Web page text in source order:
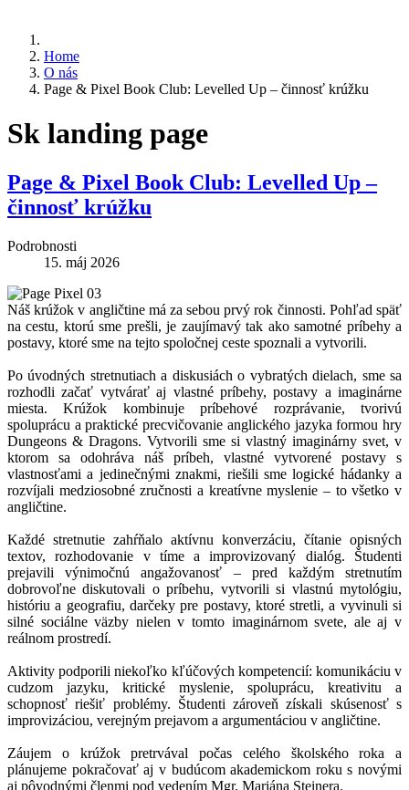
Home
O nás
Page & Pixel Book Club: Levelled Up – činnosť krúžku
Sk landing page
Page & Pixel Book Club: Levelled Up –
činnosť krúžku
Podrobnosti
15. máj 2026
Náš krúžok v angličtine má za sebou prvý rok činnosti. Pohľad späť
na cestu, ktorú sme prešli, je zaujímavý tak ako samotné príbehy a
postavy, ktoré sme na tejto spoločnej ceste spoznali a vytvorili.
Po úvodných stretnutiach a diskusiách o vybratých dielach, sme sa
rozhodli začať vytvárať aj vlastné príbehy, postavy a imaginárne
miesta. Krúžok kombinuje príbehové rozprávanie, tvorivú
spoluprácu a praktické precvičovanie anglického jazyka formou hry
Dungeons & Dragons. Vytvorili sme si vlastný imaginárny svet, v
ktorom sa odohráva náš príbeh, vlastné vytvorené postavy s
vlastnosťami a jedinečnými znakmi, riešili sme logické hádanky a
rozvíjali medziosobné zručnosti a kreatívne myslenie – to všetko v
angličtine.
Každé stretnutie zahŕňalo aktívnu konverzáciu, čítanie opisných
textov, rozhodovanie v tíme a improvizovaný dialóg. Študenti
prejavili výnimočnú angažovanosť – pred každým stretnutím
dobrovoľne diskutovali o príbehu, vytvorili si vlastnú mytológiu,
históriu a geografiu, darčeky pre postavy, ktoré stretli, a vyvinuli si
silné sociálne väzby nielen v tomto imaginárnom svete, ale aj v
reálnom prostredí.
Aktivity podporili niekoľko kľúčových kompetencií: komunikáciu v
cudzom jazyku, kritické myslenie, spoluprácu, kreativitu a
schopnosť riešiť problémy. Študenti zároveň získali skúsenosť s
improvizáciou, verejným prejavom a argumentáciou v angličtine.
Záujem o krúžok pretrvával počas celého školského roka a
plánujeme pokračovať aj v budúcom akademickom roku s novými
aj pôvodnými členmi pod vedením Mgr. Mariána Steinera.